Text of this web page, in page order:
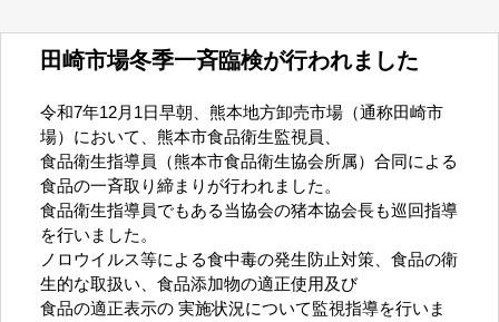
田崎市場冬季一斉臨検が行われました
令和7年12月1日早朝、熊本地方卸売市場（通称田崎市
場）において、熊本市食品衛生監視員、
食品衛生指導員（熊本市食品衛生協会所属）合同による
食品の一斉取り締まりが行われました。
食品衛生指導員でもある当協会の猪本協会長も巡回指導
を行いました。
ノロウイルス等による食中毒の発生防止対策、 食品の衛
生的な取扱い、食品添加物の適正使用及び
食品の適正表示の 実施状況について監視指導を行いま